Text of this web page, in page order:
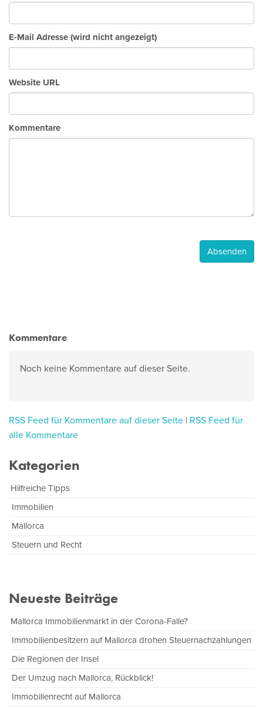
E-Mail Adresse (wird nicht angezeigt)
Website URL
Kommentare
Kommentare
Noch keine Kommentare auf dieser Seite.
RSS Feed für Kommentare auf dieser Seite | RSS Feed für
alle Kommentare
Kategorien
Hilfreiche Tipps
Immobilien
Mallorca
Steuern und Recht
Neueste Beiträge
Mallorca Immobilienmarkt in der Corona-Falle?
Immobilienbesitzern auf Mallorca drohen Steuernachzahlungen
Die Regionen der Insel
Der Umzug nach Mallorca, Rückblick!
Immobilienrecht auf Mallorca